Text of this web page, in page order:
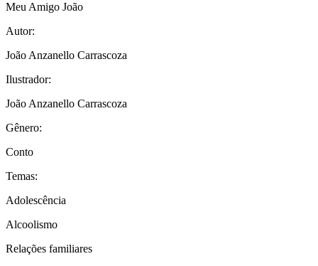
Meu Amigo João
Autor:
João Anzanello Carrascoza
Ilustrador:
João Anzanello Carrascoza
Gênero:
Conto
Temas:
Adolescência
Alcoolismo
Relações familiares